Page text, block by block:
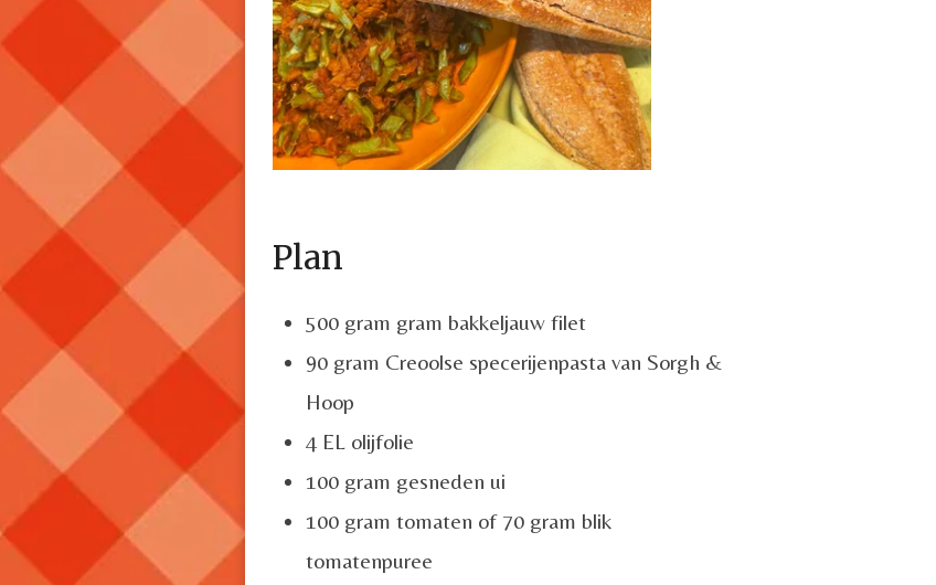
Plan
500 gram gram bakkeljauw filet
90 gram Creoolse specerijenpasta van Sorgh &
Hoop
4 EL olijfolie
100 gram gesneden ui
100 gram tomaten of 70 gram blik
tomatenpuree